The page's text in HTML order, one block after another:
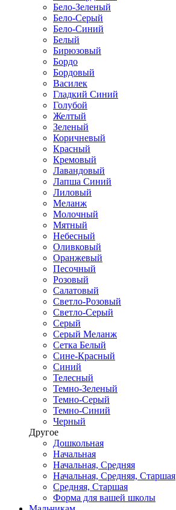
Бело-Зеленый
Бело-Серый
Бело-Синий
Белый
Бирюзовый
Бордо
Бордовый
Василек
Гладкий Синий
Голубой
Желтый
Зеленый
Коричневый
Красный
Кремовый
Лавандовый
Лапша Синий
Лиловый
Меланж
Молочный
Мятный
Небесный
Оливковый
Оранжевый
Песочный
Розовый
Салатовый
Светло-Розовый
Светло-Серый
Серый
Серый Меланж
Сетка Белый
Сине-Красный
Синий
Телесный
Темно-Зеленый
Темно-Серый
Темно-Синий
Черный
Другое
Дошкольная
Начальная
Начальная, Средняя
Начальная, Средняя, Старшая
Средняя, Старшая
Форма для вашей школы